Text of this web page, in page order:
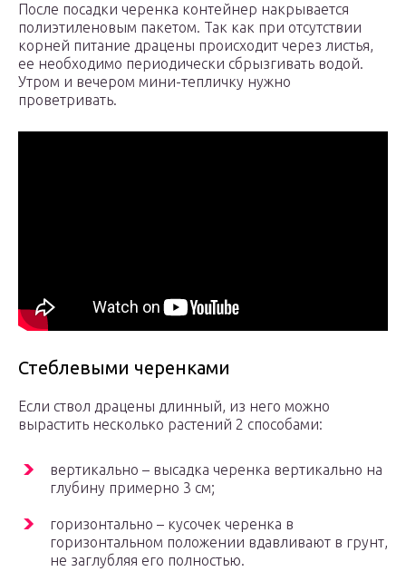
После посадки черенка контейнер накрывается
полиэтиленовым пакетом. Так как при отсутствии
корней питание драцены происходит через листья,
ее необходимо периодически сбрызгивать водой.
Утром и вечером мини-тепличку нужно
проветривать.
Стеблевыми черенками
Если ствол драцены длинный, из него можно
вырастить несколько растений 2 способами:
вертикально – высадка черенка вертикально на
глубину примерно 3 см;
горизонтально – кусочек черенка в
горизонтальном положении вдавливают в грунт,
не заглубляя его полностью.